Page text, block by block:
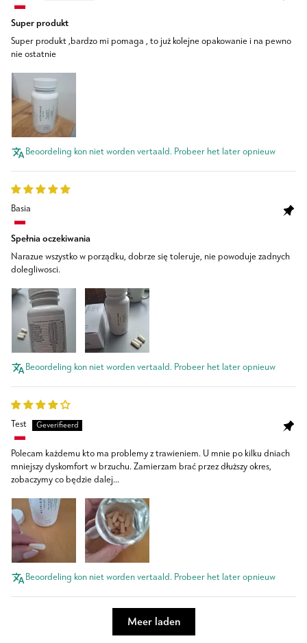
Super produkt
Super produkt ,bardzo mi pomaga , to już kolejne opakowanie i na pewno
nie ostatnie
Beoordeling kon niet worden vertaald. Probeer het later opnieuw
Basia
Spełnia oczekiwania
Narazue wszystko w porządku, dobrze się toleruje, nie powoduje zadnych
dolegliwosci.
Beoordeling kon niet worden vertaald. Probeer het later opnieuw
Test
Polecam każdemu kto ma problemy z trawieniem. U mnie po kilku dniach
mniejszy dyskomfort w brzuchu. Zamierzam brać przez dłuższy okres,
zobaczymy co będzie dalej...
Beoordeling kon niet worden vertaald. Probeer het later opnieuw
Meer laden